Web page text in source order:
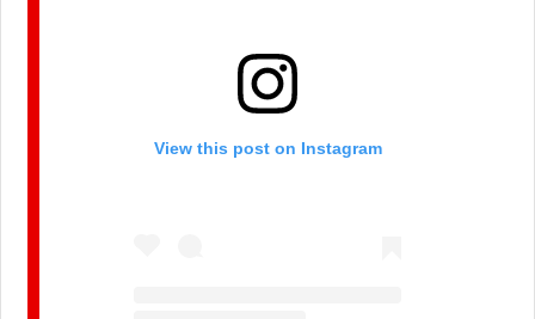
View this post on Instagram